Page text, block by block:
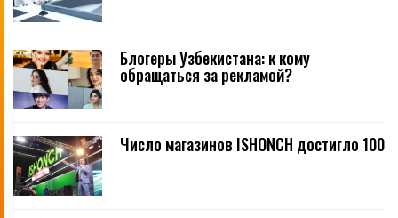
Блогеры Узбекистана: к кому
обращаться за рекламой?
Число магазинов ISHONCH достигло 100